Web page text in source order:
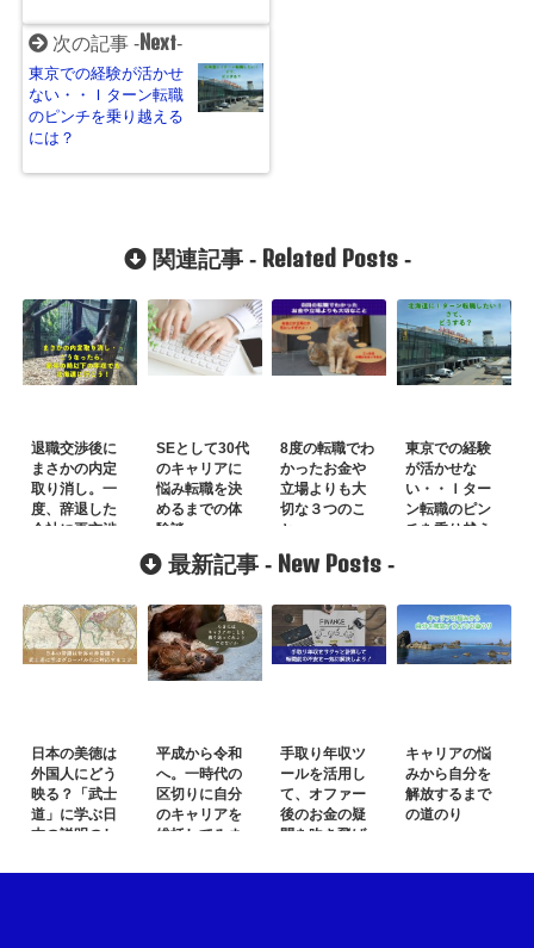
次の記事 -Next-
東京での経験が活かせ
ない・・Ｉターン転職
のピンチを乗り越える
には？
関連記事 - Related Posts-
退職交渉後に
まさかの内定
取り消し。一
度、辞退した
会社に再交渉
SEとして30代
のキャリアに
悩み転職を決
めるまでの体
験談
8度の転職でわ
かったお金や
立場よりも大
切な３つのこ
と
東京での経験
が活かせな
い・・Ｉター
ン転職のピン
チを乗り越え
最新記事 - New Posts -
日本の美徳は
外国人にどう
映る？「武士
道」に学ぶ日
本の説明のし
平成から令和
へ。一時代の
区切りに自分
のキャリアを
総括してみま
手取り年収ツ
ールを活用し
て、オファー
後のお金の疑
問を吹き飛ば
キャリアの悩
みから自分を
解放するまで
の道のり